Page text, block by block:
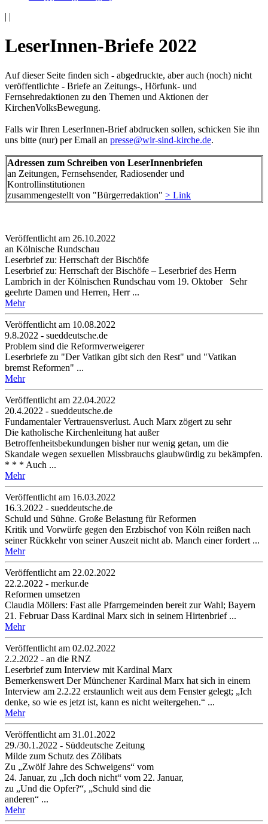
| |
LeserInnen-Briefe 2022
Auf dieser Seite finden sich - abgedruckte, aber auch (noch) nicht
veröffentlichte - Briefe an Zeitungs-, Hörfunk- und
Fernsehredaktionen zu den Themen und Aktionen der
KirchenVolksBewegung.
Falls wir Ihren LeserInnen-Brief abdrucken sollen, schicken Sie ihn
uns bitte (nur) per Email an presse@wir-sind-kirche.de.
Adressen zum Schreiben von LeserInnenbriefen
an Zeitungen, Fernsehsender, Radiosender und
Kontrollinstitutionen
zusammengestellt von "Bürgerredaktion" > Link
Veröffentlicht am 26­.10.2022
an Kölnische Rundschau
Leserbrief zu: Herrschaft der Bischöfe
Leserbrief zu: Herrschaft der Bischöfe – Leserbrief des Herrn
Lambrich in der Kölnischen Rundschau vom 19. Oktober Sehr
geehrte Damen und Herren, Herr ...
Mehr
Veröffentlicht am 10­.08.2022
9.8.2022 - sueddeutsche.de
Problem sind die Reformverweigerer
Leserbriefe zu "Der Vatikan gibt sich den Rest" und "Vatikan
bremst Reformen" ...
Mehr
Veröffentlicht am 22­.04.2022
20.4.2022 - sueddeutsche.de
Fundamentaler Vertrauensverlust. Auch Marx zögert zu sehr
Die katholische Kirchenleitung hat außer
Betroffenheitsbekundungen bisher nur wenig getan, um die
Skandale wegen sexuellen Missbrauchs glaubwürdig zu bekämpfen.
* * * Auch ...
Mehr
Veröffentlicht am 16­.03.2022
16.3.2022 - sueddeutsche.de
Schuld und Sühne. Große Belastung für Reformen
Kritik und Vorwürfe gegen den Erzbischof von Köln reißen nach
seiner Rückkehr von seiner Auszeit nicht ab. Manch einer fordert ...
Mehr
Veröffentlicht am 22­.02.2022
22.2.2022 - merkur.de
Reformen umsetzen
Claudia Möllers: Fast alle Pfarrgemeinden bereit zur Wahl; Bayern
21. Februar Dass Kardinal Marx sich in seinem Hirtenbrief ...
Mehr
Veröffentlicht am 02­.02.2022
2.2.2022 - an die RNZ
Leserbrief zum Interview mit Kardinal Marx
Bemerkenswert Der Münchener Kardinal Marx hat sich in einem
Interview am 2.2.22 erstaunlich weit aus dem Fenster gelegt; „Ich
denke, so wie es jetzt ist, kann es nicht weitergehen.“ ...
Mehr
Veröffentlicht am 31­.01.2022
29./30.1.2022 - Süddeutsche Zeitung
Milde zum Schutz des Zölibats
Zu „Zwölf Jahre des Schweigens“ vom
24. Januar, zu „Ich doch nicht“ vom 22. Januar,
zu „Und die Opfer?“, „Schuld sind die
anderen“ ...
Mehr